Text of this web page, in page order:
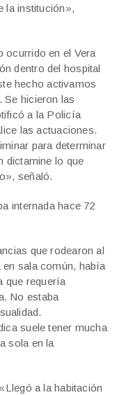
la institución»,
ocurrido en el Vera
dentro del hospital
hecho activamos
hicieron las
a la Policía
las actuaciones.
para determinar
dictamine lo que
señaló.
internada hace 72
que rodearon al
en sala común, había
que requería
No estaba
suele tener mucha
sola en la
a la habitación